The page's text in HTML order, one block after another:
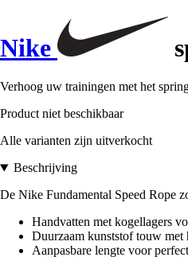
Nike
Verhoog uw trainingen met het
Product niet beschikbaar
Alle varianten zijn uitverkocht
Beschrijving
De Nike Fundamental Speed Rope
Handvatten met kogellagers
Duurzaam kunststof touw met
Aanpasbare lengte voor